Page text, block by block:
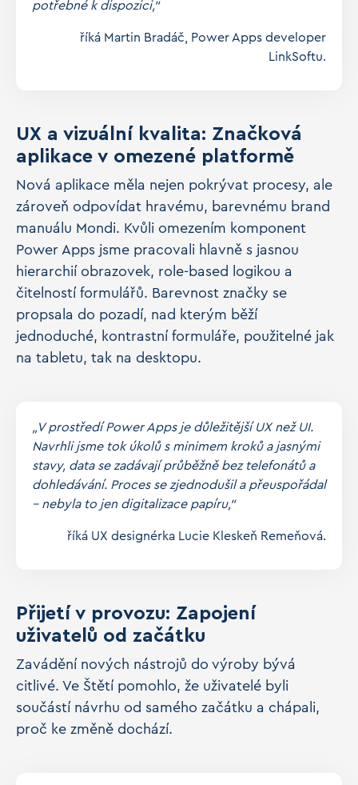
potřebné k dispozici,“
říká Martin Bradáč, Power Apps developer
LinkSoftu.
UX a vizuální kvalita: Značková
aplikace v omezené platformě
Nová aplikace měla nejen pokrývat procesy, ale
zároveň odpovídat hravému, barevnému brand
manuálu Mondi. Kvůli omezením komponent
Power Apps jsme pracovali hlavně s jasnou
hierarchií obrazovek, role-based logikou a
čitelností formulářů. Barevnost značky se
propsala do pozadí, nad kterým běží
jednoduché, kontrastní formuláře, použitelné jak
na tabletu, tak na desktopu.
„V prostředí Power Apps je důležitější UX než UI.
Navrhli jsme tok úkolů s minimem kroků a jasnými
stavy, data se zadávají průběžně bez telefonátů a
dohledávání. Proces se zjednodušil a přeuspořádal
– nebyla to jen digitalizace papíru,“
říká UX designérka Lucie Kleskeň Remeňová.
Přijetí v provozu: Zapojení
uživatelů od začátku
Zavádění nových nástrojů do výroby bývá
citlivé. Ve Štětí pomohlo, že uživatelé byli
součástí návrhu od samého začátku a chápali,
proč ke změně dochází.